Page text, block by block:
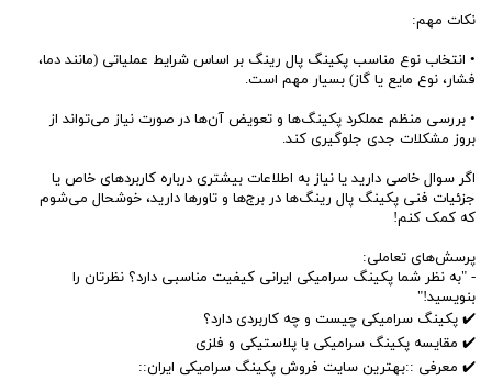
نکات مهم:
• انتخاب نوع مناسب پکینگ پال رینگ بر اساس شرایط عملیاتی (مانند دما،
فشار، نوع مایع یا گاز) بسیار مهم است.
• بررسی منظم عملکرد پکینگ‌ها و تعویض آن‌ها در صورت نیاز می‌تواند از
بروز مشکلات جدی جلوگیری کند.
اگر سوال خاصی دارید یا نیاز به اطلاعات بیشتری درباره کاربردهای خاص یا
جزئیات فنی پکینگ پال رینگ‌ها در برج‌ها و تاورها دارید، خوشحال می‌شوم
که کمک کنم!
پرسش‌های تعاملی:
- "به نظر شما پکینگ سرامیکی ایرانی کیفیت مناسبی دارد؟ نظرتان را
بنویسید!"
✔️ پکینگ سرامیکی چیست و چه کاربردی دارد؟
✔️ مقایسه پکینگ سرامیکی با پلاستیکی و فلزی
✔️ معرفی ::بهترین سایت فروش پکینگ سرامیکی ایران::